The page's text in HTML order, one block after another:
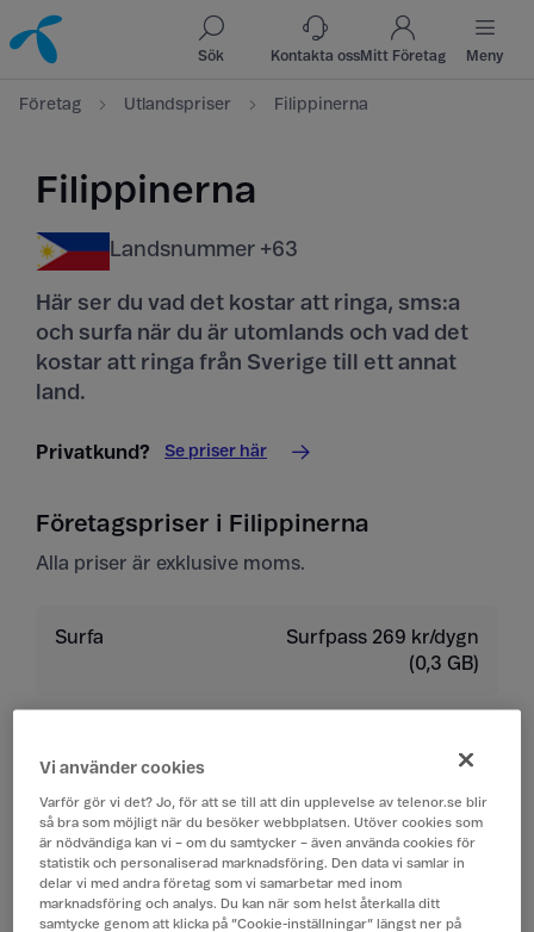
Till innehåll
Till sök
Sök Kontakta ossMitt Företag Meny
Företag Utlandspriser Filippinerna
Filippinerna
Landsnummer +63
Här ser du vad det kostar att ringa, sms:a
och surfa när du är utomlands och vad det
kostar att ringa från Sverige till ett annat
land.
Privatkund? Se priser här
Företagspriser i Filippinerna
Alla priser är exklusive moms.
Surfa
Surfpass 269 kr/dygn
(0,3 GB)
Ta emot samtal
Lyssna på röstbrevlåda 19 kr/min
Skicka sms 4 kr/st
Vi använder cookies
Varför gör vi det? Jo, för att se till att din upplevelse av telenor.se blir
så bra som möjligt när du besöker webbplatsen. Utöver cookies som
är nödvändiga kan vi – om du samtycker – även använda cookies för
statistik och personaliserad marknadsföring. Den data vi samlar in
delar vi med andra företag som vi samarbetar med inom
marknadsföring och analys. Du kan när som helst återkalla ditt
samtycke genom att klicka på ”Cookie-inställningar” längst ner på